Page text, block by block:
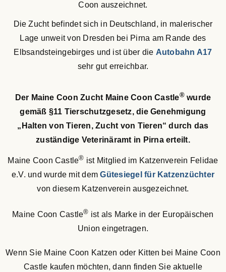
Coon auszeichnet.
Die Zucht befindet sich in Deutschland, in malerischer
Lage unweit von Dresden bei Pirna am Rande des
Elbsandsteingebirges und ist über die Autobahn A17
sehr gut erreichbar.
Der Maine Coon Zucht Maine Coon Castle®wurde
gemäß §11 Tierschutzgesetz, die Genehmigung
„Halten von Tieren, Zucht von Tieren“ durch das
zuständige Veterinäramt in Pirna erteilt.
Maine Coon Castle® ist Mitglied im Katzenverein Felidae
e.V. und wurde mit demGütesiegel für Katzenzüchter
von diesem Katzenverein ausgezeichnet.
Maine Coon Castle® ist als Marke in der Europäischen
Union eingetragen.
Wenn Sie Maine Coon Katzen oder Kitten bei Maine Coon
Castle kaufen möchten, dann finden Sie aktuelle